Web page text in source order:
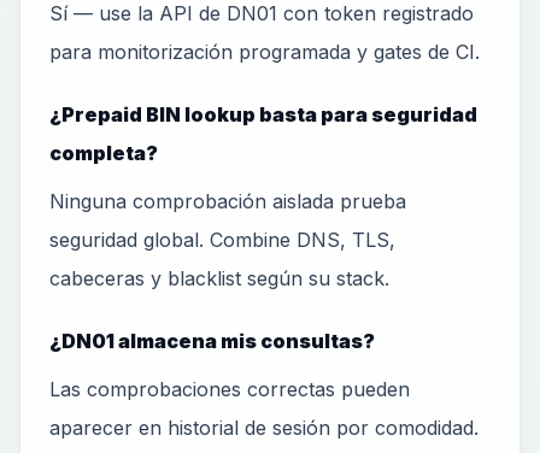
Sí — use la API de DN01 con token registrado
para monitorización programada y gates de CI.
¿Prepaid BIN lookup basta para seguridad
completa?
Ninguna comprobación aislada prueba
seguridad global. Combine DNS, TLS,
cabeceras y blacklist según su stack.
¿DN01 almacena mis consultas?
Las comprobaciones correctas pueden
aparecer en historial de sesión por comodidad.